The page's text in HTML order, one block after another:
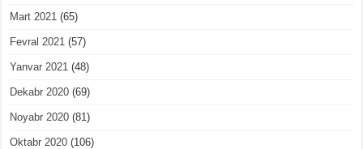
Mart 2021 (65)
Fevral 2021 (57)
Yanvar 2021 (48)
Dekabr 2020 (69)
Noyabr 2020 (81)
Oktabr 2020 (106)